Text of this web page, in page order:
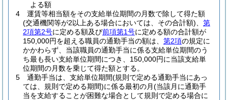
よる額
4
運賃等相当額をその支給単位期間の月数で除して得た額
(交通機関等が2以上ある場合においては、その合計額)
第
2項第2号に定める額及び前項第1号に定める額の合計額が
150,000円を超える職員の通勤手当の額は、 第2項の規定に
かかわらず、当該職員の通勤手当に係る支給単位期間のう
ち最も長い支給単位期間につき、150,000円に当該支給単
位期間の月数を乗じて得た額とする。
5
通勤手当は、支給単位期間(規則で定める通勤手当にあっ
ては、規則で定める期間)に係る最初の月(当該月に通勤手
当を支給することが困難な場合として規則で定める場合に